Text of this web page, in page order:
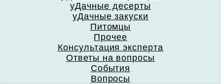
уДачные десерты
уДачные закуски
Питомцы
Прочее
Консультация эксперта
Ответы на вопросы
События
Вопросы